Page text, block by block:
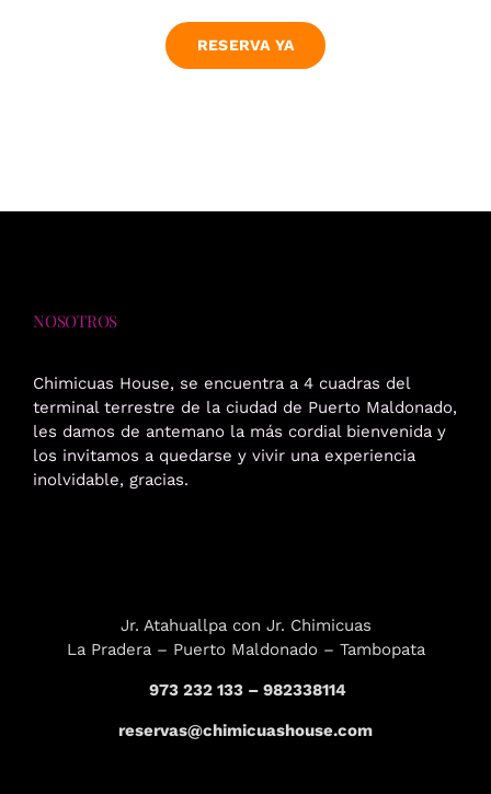
RESERVA YA
NOSOTROS
Chimicuas House, se encuentra a 4 cuadras del
terminal terrestre de la ciudad de Puerto Maldonado,
les damos de antemano la más cordial bienvenida y
los invitamos a quedarse y vivir una experiencia
inolvidable, gracias.
Jr. Atahuallpa con Jr. Chimicuas
La Pradera – Puerto Maldonado – Tambopata
973 232 133 – 982338114
reservas@chimicuashouse.com